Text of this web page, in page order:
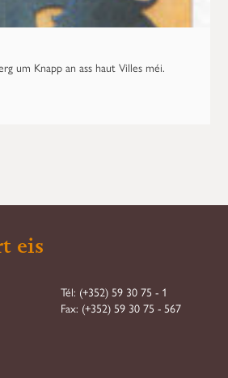
um Knapp an ass haut Villes méi.
eis
Tél: (+352) 59 30 75 - 1
Fax: (+352) 59 30 75 - 567